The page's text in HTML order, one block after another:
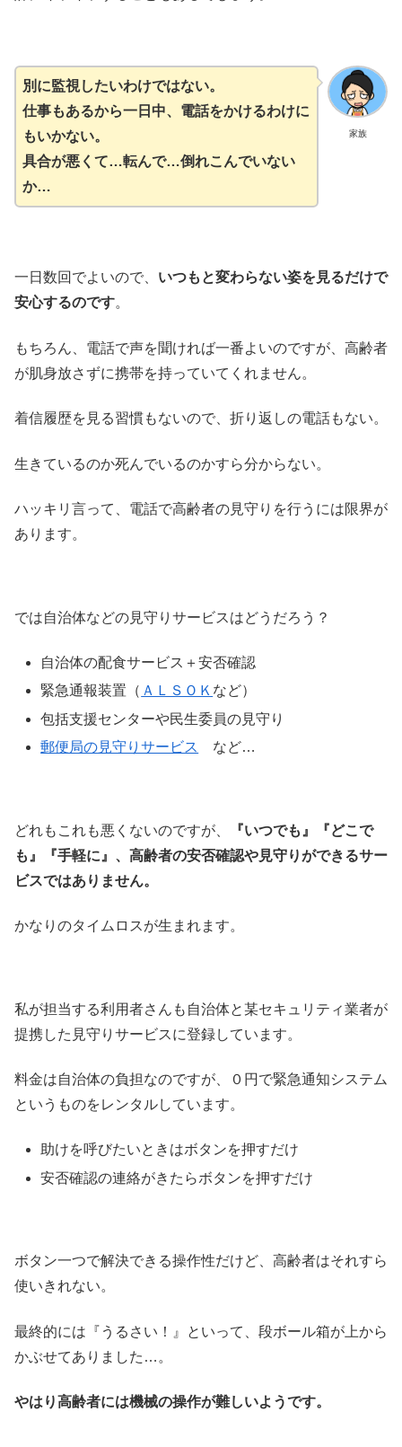
家族
別に監視したいわけではない。
仕事もあるから一日中、電話をかけるわけに
もいかない。
具合が悪くて…転んで…倒れこんでいない
か…
一日数回でよいので、 いつもと変わらない姿を見るだけで
安心するのです。
もちろん、電話で声を聞ければ一番よいのですが、高齢者
が肌身放さずに携帯を持っていてくれません。
着信履歴を見る習慣もないので、折り返しの電話もない。
生きているのか死んでいるのかすら分からない。
ハッキリ言って、電話で高齢者の見守りを行うには限界が
あります。
では自治体などの見守りサービスはどうだろう？
自治体の配食サービス＋安否確認
緊急通報装置（ ＡＬＳＯＫ など）
包括支援センターや民生委員の見守り
郵便局の見守りサービス
など…
どれもこれも悪くないのですが、
『いつでも』『どこで
も』『手軽に』、高齢者の安否確認や見守りができるサー
ビスではありません。
かなりのタイムロスが生まれます。
私が担当する利用者さんも自治体と某セキュリティ業者が
提携した見守りサービスに登録しています。
料金は自治体の負担なのですが、０円で緊急通知システム
というものをレンタルしています。
助けを呼びたいときはボタンを押すだけ
安否確認の連絡がきたらボタンを押すだけ
ボタン一つで解決できる操作性だけど、高齢者はそれすら
使いきれない。
最終的には『うるさい！』といって、段ボール箱が上から
かぶせてありました…。
やはり高齢者には機械の操作が難しいようです。